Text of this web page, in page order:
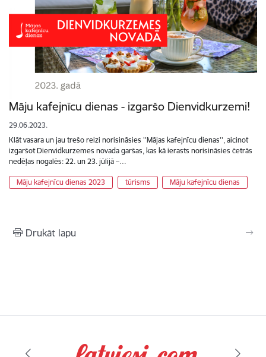
Māju kafejnīcu dienas - izgaršo Dienvidkurzemi!
29.06.2023.
Klāt vasara un jau trešo reizi norisināsies ''Mājas kafejnīcu dienas'', aicinot
izgaršot Dienvidkurzemes novada garšas, kas kā ierasts norisināsies četrās
nedēļas nogalēs: 22. un 23. jūlijā –…
Māju kafejnīcu dienas 2023 tūrisms Māju kafejnīcu dienas
Drukāt lapu